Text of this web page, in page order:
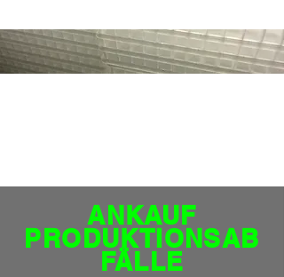
ANKAUF
PRODUKTIONSAB
FÄLLE